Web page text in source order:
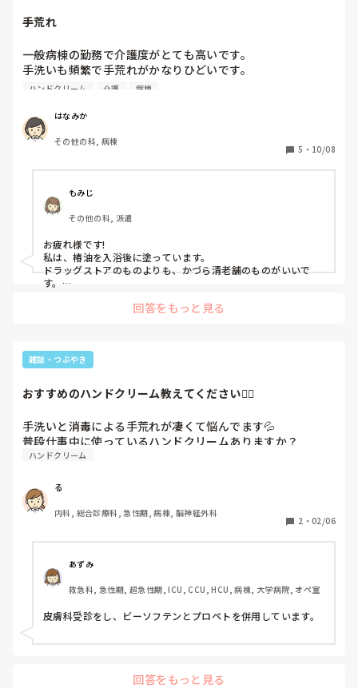
手荒れ
一般病棟の勤務で介護度がとても高いです。
手洗いも頻繁で手荒れがかなりひどいです。
ステロイドが手放せない状態で転職も考えています。ハンド
ハンドクリーム 介護 病棟
はなみか
その他の科, 病棟
5 ・ 10/08
もみじ
その他の科, 派遣
お疲れ様です!
私は、椿油を入浴後に塗っています。
ドラッグストアのものよりも、かづら清老舗のものがいいで
す。
回答をもっと見る
雑談・つぶやき
おすすめのハンドクリーム教えてください🙇‍♀️
手洗いと消毒による手荒れが凄くて悩んでます💦
ハンドクリーム
る
内科, 総合診療科, 急性期, 病棟, 脳神経外科
2 ・ 02/06
あずみ
救急科, 急性期, 超急性期, ICU, CCU, HCU, 病棟, 大学病院, オペ室
皮膚科受診をし、ビーソフテンとプロペトを併用しています。
回答をもっと見る